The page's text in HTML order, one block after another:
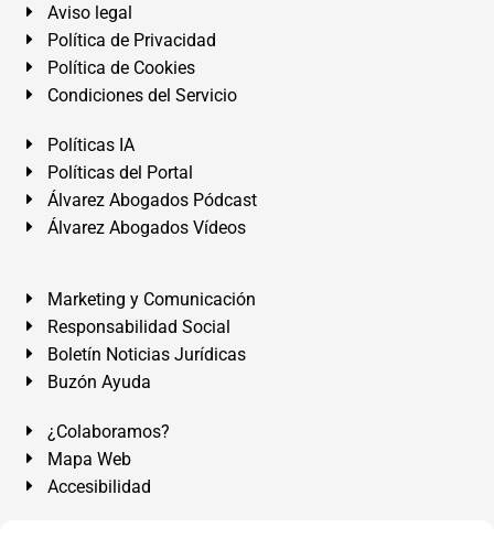
Aviso legal
Política de Privacidad
Política de Cookies
Condiciones del Servicio
Políticas IA
Políticas del Portal
Álvarez Abogados Pódcast
Álvarez Abogados Vídeos
Marketing y Comunicación
Responsabilidad Social
Boletín Noticias Jurídicas
Buzón Ayuda
¿Colaboramos?
Mapa Web
Accesibilidad